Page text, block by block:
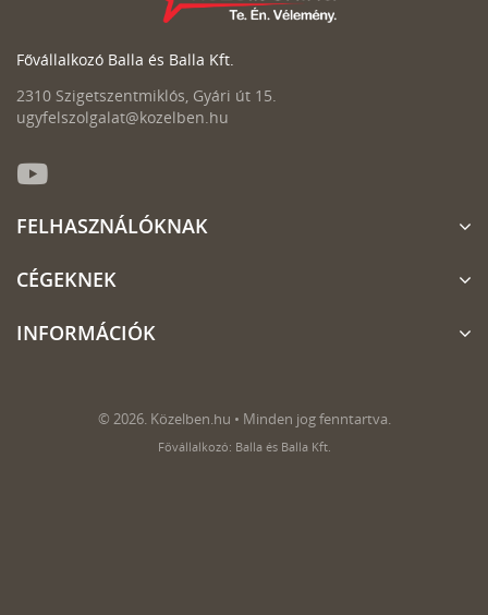
Fővállalkozó Balla és Balla Kft.
2310 Szigetszentmiklós, Gyári út 15.
ugyfelszolgalat@kozelben.hu
FELHASZNÁLÓKNAK
CÉGEKNEK
INFORMÁCIÓK
© 2026. Közelben.hu • Minden jog fenntartva.
Fővállalkozó: Balla és Balla Kft.